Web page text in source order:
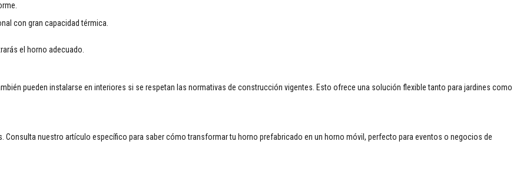
con gran capacidad térmica.
el horno adecuado.
pueden instalarse en interiores si se respetan las normativas de construcción vigentes. Esto ofrece una solución flexible tanto para jardines como
Consulta nuestro artículo específico para saber cómo transformar tu horno prefabricado en un horno móvil, perfecto para eventos o negocios de